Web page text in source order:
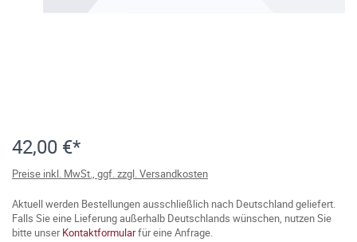
42,00 €*
Preise inkl. MwSt., ggf. zzgl. Versandkosten
Aktuell werden Bestellungen ausschließlich nach Deutschland geliefert.
Falls Sie eine Lieferung außerhalb Deutschlands wünschen, nutzen Sie
bitte unserKontaktformularfür eine Anfrage.